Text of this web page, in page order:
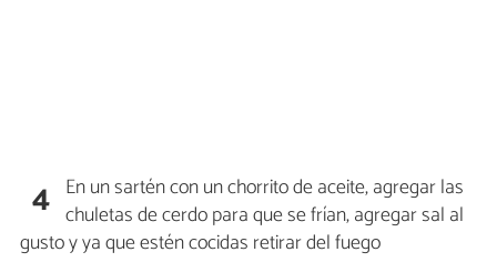
4 En un sartén con un chorrito de aceite, agregar las
chuletas de cerdo para que se frían, agregar sal al
gusto y ya que estén cocidas retirar del fuego